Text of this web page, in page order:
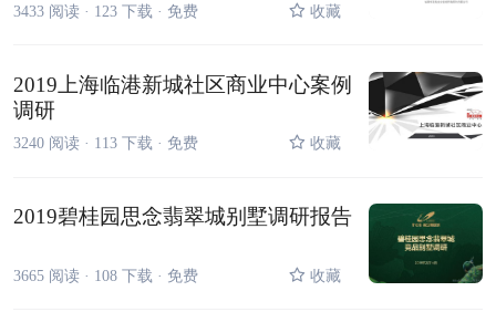
3433 阅读 · 123 下载 · 免费 收藏
2019上海临港新城社区商业中心案例
调研
3240 阅读 · 113 下载 · 免费 收藏
2019碧桂园思念翡翠城别墅调研报告
3665 阅读 · 108 下载 · 免费 收藏